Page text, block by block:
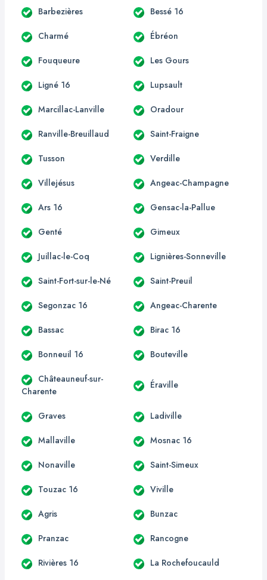
Barbezières Bessé 16
Charmé Ébréon
Fouqueure Les Gours
Ligné 16 Lupsault
Marcillac-Lanville Oradour
Ranville-Breuillaud Saint-Fraigne
Tusson Verdille
Villejésus Angeac-Champagne
Ars 16 Gensac-la-Pallue
Genté Gimeux
Juillac-le-Coq Lignières-Sonneville
Saint-Fort-sur-le-Né Saint-Preuil
Segonzac 16 Angeac-Charente
Bassac Birac 16
Bonneuil 16 Bouteville
Châteauneuf-sur-
Charente
Éraville
Graves Ladiville
Mallaville Mosnac 16
Nonaville Saint-Simeux
Touzac 16 Viville
Agris Bunzac
Pranzac Rancogne
Rivières 16 La Rochefoucauld